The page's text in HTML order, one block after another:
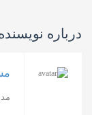
درباره